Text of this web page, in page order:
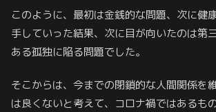
このように、最初は金銭的な問題、次に健
手していった結果、次に目が向いたのは第
ある孤独に陥る問題でした。
そこからは、今までの閉鎖的な人間関係を
は良くないと考えて、コロナ禍ではあるも